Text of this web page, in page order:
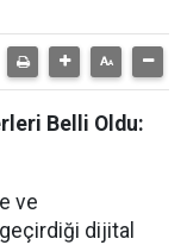
Belli Oldu:
ve
dijital